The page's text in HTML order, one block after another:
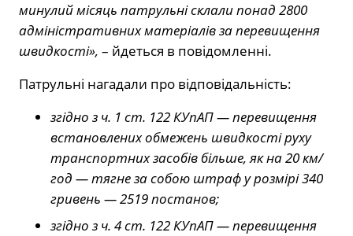
минулий місяць патрульні склали понад 2800
адміністративних матеріалів за перевищення
швидкості», – йдеться в повідомленні.
Патрульні нагадали про відповідальність:
згідно з ч. 1 ст. 122 КУпАП — перевищення
встановлених обмежень швидкості руху
транспортних засобів більше, як на 20 км/
год — тягне за собою штраф у розмірі 340
гривень — 2519 постанов;
згідно з ч. 4 ст. 122 КУпАП — перевищення